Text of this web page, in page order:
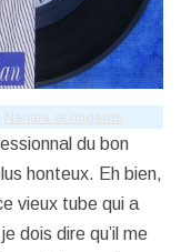
Nanars et ringards
du bon
honteux. Eh bien,
vieux tube qui a
dois dire qu’il me